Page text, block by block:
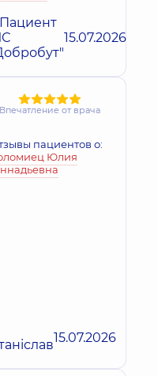
15.07.2026
Впечатление от врача
пациентов о:
Юлия
15.07.2026